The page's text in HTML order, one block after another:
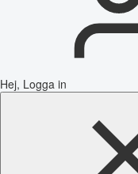
Hej, Logga in